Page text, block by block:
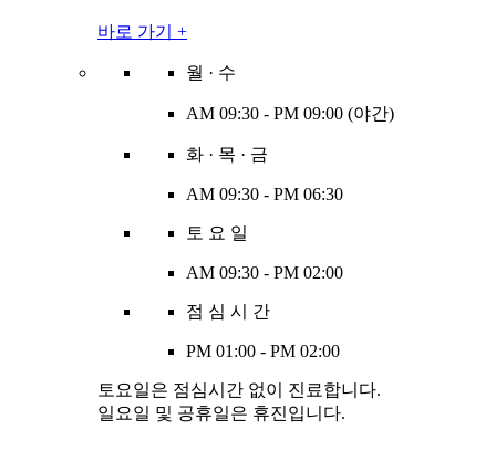
바로 가기 +
월 · 수
AM 09:30 - PM 09:00 (야간)
화 · 목 · 금
AM 09:30 - PM 06:30
토 요 일
AM 09:30 - PM 02:00
점 심 시 간
PM 01:00 - PM 02:00
토요일은 점심시간 없이 진료합니다.
일요일 및 공휴일은 휴진입니다.